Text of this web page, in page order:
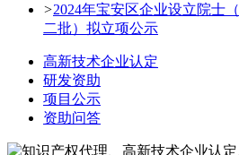
>2024年宝安区企业设立院士
二批）拟立项公示
高新技术企业认定
研发资助
项目公示
资助问答